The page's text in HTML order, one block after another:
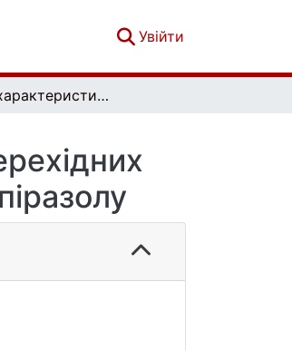
Увійти
Синтез і характеристика координаційних сполук перехідних металів на основі 5-метил-3-(трифторметил)-1H-піразолу